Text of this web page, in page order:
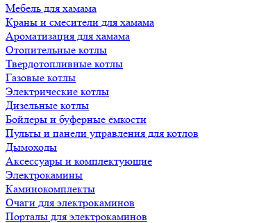
Мебель для хамама
Краны и смесители для хамама
Ароматизация для хамама
Отопительные котлы
Твердотопливные котлы
Газовые котлы
Электрические котлы
Дизельные котлы
Бойлеры и буферные ёмкости
Пульты и панели управления для котлов
Дымоходы
Аксессуары и комплектующие
Электрокамины
Каминокомплекты
Очаги для электрокаминов
Порталы для электрокаминов